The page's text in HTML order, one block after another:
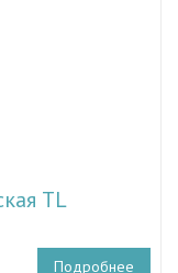
TL
Подробнее